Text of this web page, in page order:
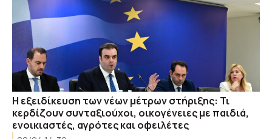
Η εξειδίκευση των νέων μέτρων στήριξης: Τι
κερδίζουν συνταξιούχοι, οικογένειες με παιδιά,
ενοικιαστές, αγρότες και οφειλέτες